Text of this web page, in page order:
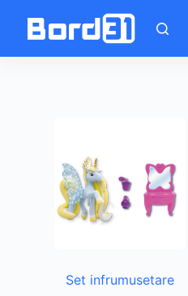
Set infrumusetare